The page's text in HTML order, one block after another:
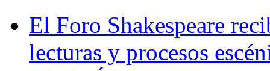
El Foro Shakespeare
lecturas y procesos